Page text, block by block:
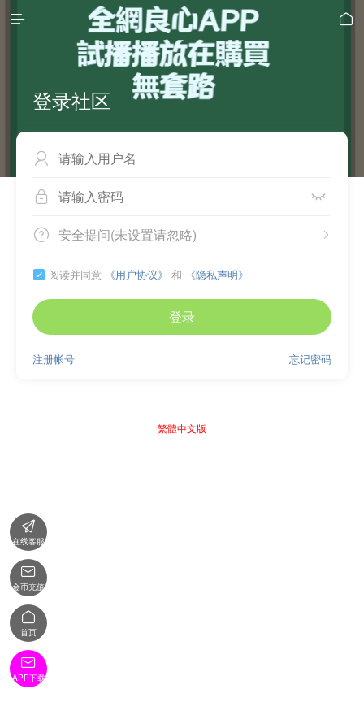
 
登录社区

 
 
安全提问(未设置请忽略)
 阅读并同意 《用户协议》 和 《隐私声明》
登录
忘记密码
注册帐号
繁體中文版

在线客服

金币充值

首页

APP下载